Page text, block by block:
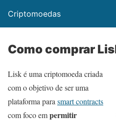
Criptomoedas
Como comprar
Lisk é uma criptomoeda criada
com o objetivo de ser uma
plataforma para smart contracts
com foco empermitir